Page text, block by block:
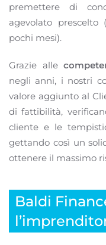
premettere di
agevolato
pochi mesi).
Grazie alle
negli anni, i nostri
valore aggiunto al
di fattibilità,
cliente e le
gettando così un
ottenere il massimo
Baldi